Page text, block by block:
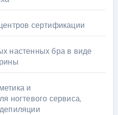
сертификации
настенных бра в виде
и
ногтевого сервиса,